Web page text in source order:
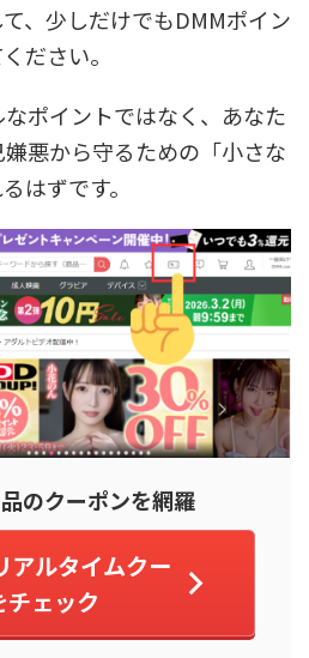
、少しだけでもDMMポイン
ださい。
ポイントではなく、あなた
悪から守るための「小さな
はずです。
のクーポンを網羅
アルタイムクー
チェック